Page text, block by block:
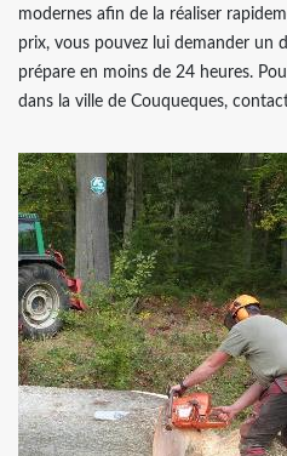
modernes afin de la réaliser
prix, vous pouvez lui demander un
prépare en moins de 24 heures.
dans la ville de Couqueques,